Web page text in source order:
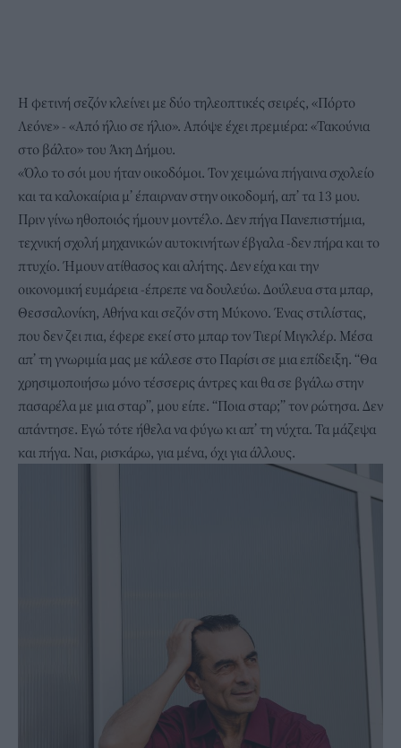
Η φετινή σεζόν κλείνει με δύο τηλεοπτικές σειρές, «Πόρτο
Λεόνε» - «Από ήλιο σε ήλιο». Απόψε έχει πρεμιέρα: «Τακούνια
στο βάλτο» του Άκη Δήμου.
«Όλο το σόι μου ήταν οικοδόμοι. Τον χειμώνα πήγαινα σχολείο
και τα καλοκαίρια μ’ έπαιρναν στην οικοδομή, απ’ τα 13 μου.
Πριν γίνω ηθοποιός ήμουν μοντέλο. Δεν πήγα Πανεπιστήμια,
τεχνική σχολή μηχανικών αυτοκινήτων έβγαλα -δεν πήρα και το
πτυχίο. Ήμουν ατίθασος και αλήτης. Δεν είχα και την
οικονομική ευμάρεια -έπρεπε να δουλεύω. Δούλευα στα μπαρ,
Θεσσαλονίκη, Αθήνα και σεζόν στη Μύκονο. Ένας στιλίστας,
που δεν ζει πια, έφερε εκεί στο μπαρ τον Τιερί Μιγκλέρ. Μέσα
απ’ τη γνωριμία μας με κάλεσε στο Παρίσι σε μια επίδειξη. “Θα
χρησιμοποιήσω μόνο τέσσερις άντρες και θα σε βγάλω στην
πασαρέλα με μια σταρ”, μου είπε. “Ποια σταρ;” τον ρώτησα. Δεν
απάντησε. Εγώ τότε ήθελα να φύγω κι απ’ τη νύχτα. Τα μάζεψα
και πήγα. Ναι, ρισκάρω, για μένα, όχι για άλλους.